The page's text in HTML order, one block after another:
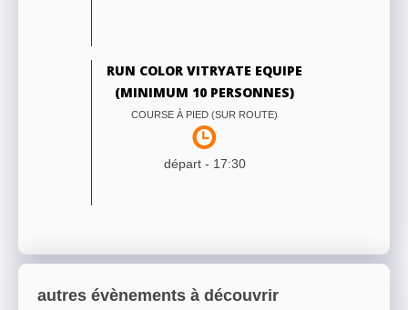
RUN COLOR VITRYATE EQUIPE
(MINIMUM 10 PERSONNES)
COURSE À PIED (SUR ROUTE)
départ - 17:30
autres évènements à découvrir